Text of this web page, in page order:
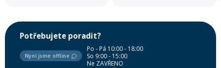
Potřebujete poradit?
Nyní jsme offline
Po - Pá 10:00 - 18:00
So 9:00 - 15:00
Ne ZAVŘENO